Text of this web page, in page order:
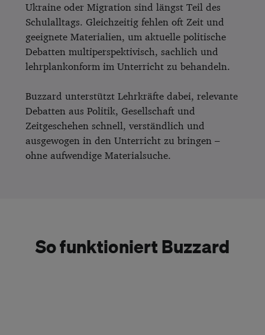
Ukraine oder Migration sind längst Teil des
Schulalltags. Gleichzeitig fehlen oft Zeit und
geeignete Materialien, um aktuelle politische
Debatten multiperspektivisch, sachlich und
lehrplankonform im Unterricht zu behandeln.
Buzzard unterstützt Lehrkräfte dabei, relevante
Debatten aus Politik, Gesellschaft und
Zeitgeschehen schnell, verständlich und
ausgewogen in den Unterricht zu bringen –
ohne aufwendige Materialsuche.
So funktioniert Buzzard